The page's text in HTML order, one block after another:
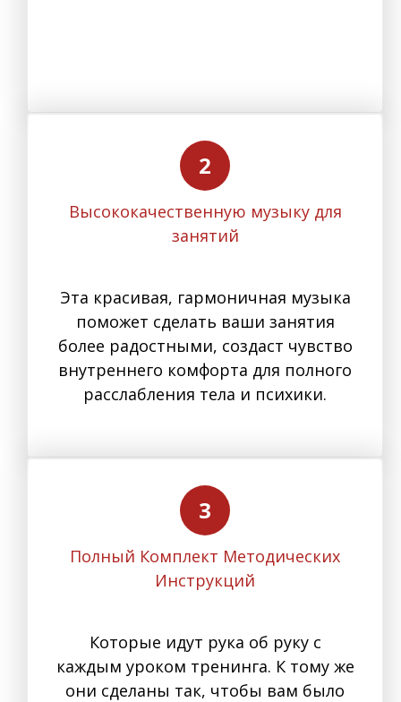
Высококачественную музыку для
занятий
Эта красивая, гармоничная музыка
поможет сделать ваши занятия
более радостными, создаст чувство
внутреннего комфорта для полного
расслабления тела и психики.
Полный Комплект Методических
Инструкций
Которые идут рука об руку с
каждым уроком тренинга. К тому же
они сделаны так, чтобы вам было